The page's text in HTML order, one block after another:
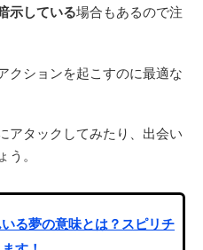
示している場合もあるので注
クションを起こすのに最適な
アタックしてみたり、出会い
。
る夢の意味とは？スピリチ